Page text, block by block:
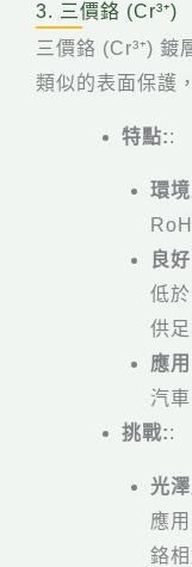
3. 三價鉻 (Cr³⁺)
三價鉻 (Cr³⁺) 鍍
類似的表面保護
特點::
環境
良
低
供
應用
汽
挑戰::
光
應
鉻相